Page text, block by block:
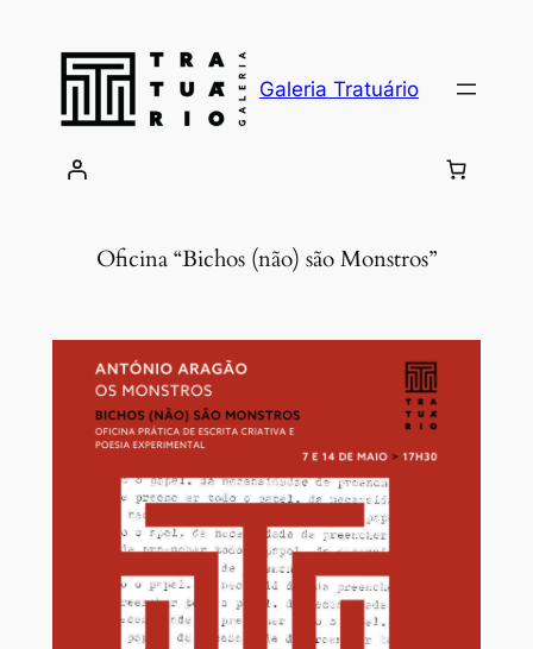
content
Galeria Tratuário
Oficina “Bichos (não) são Monstros”